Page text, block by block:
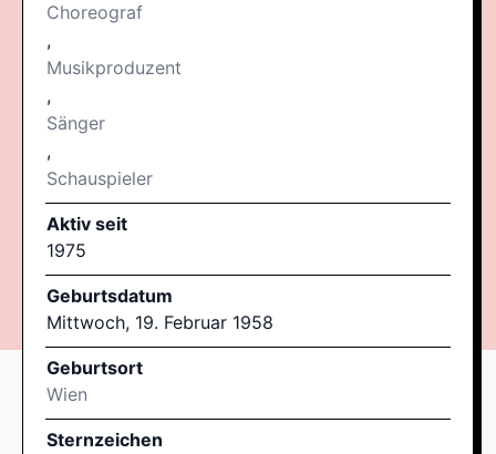
Choreograf
,
Musikproduzent
,
Sänger
,
Schauspieler
Aktiv seit
1975
Geburtsdatum
Mittwoch, 19. Februar 1958
Geburtsort
Wien
Sternzeichen